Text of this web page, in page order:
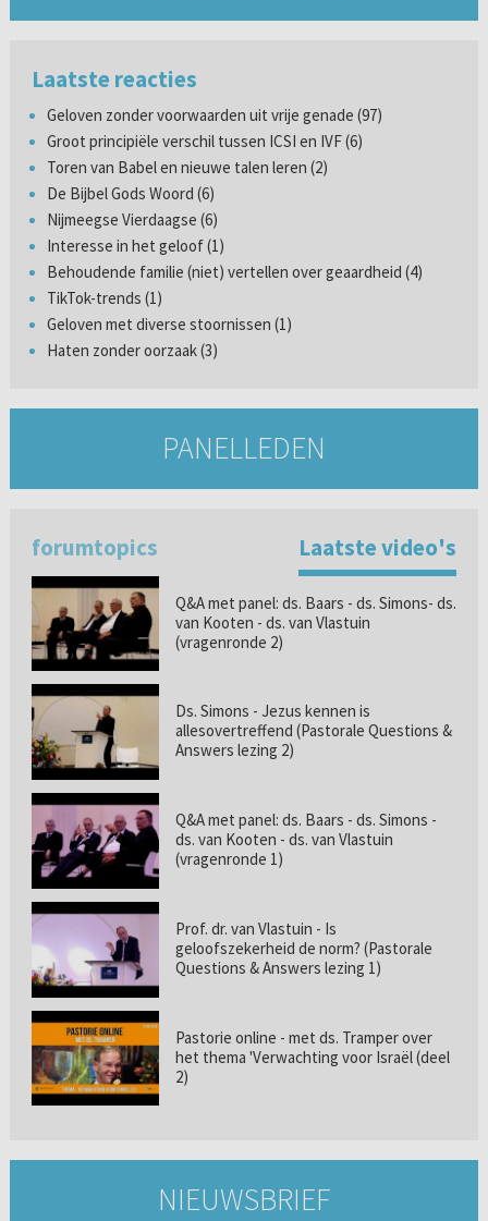
Laatste reacties
Geloven zonder voorwaarden uit vrije genade (97)
Groot principiële verschil tussen ICSI en IVF (6)
Toren van Babel en nieuwe talen leren (2)
De Bijbel Gods Woord (6)
Nijmeegse Vierdaagse (6)
Interesse in het geloof (1)
Behoudende familie (niet) vertellen over geaardheid (4)
TikTok-trends (1)
Geloven met diverse stoornissen (1)
Haten zonder oorzaak (3)
PANELLEDEN
forumtopics Laatste video's
Q&A met panel: ds. Baars - ds. Simons- ds.
van Kooten - ds. van Vlastuin
(vragenronde 2)
Ds. Simons - Jezus kennen is
allesovertreffend (Pastorale Questions &
Answers lezing 2)
Q&A met panel: ds. Baars - ds. Simons -
ds. van Kooten - ds. van Vlastuin
(vragenronde 1)
Prof. dr. van Vlastuin - Is
geloofszekerheid de norm? (Pastorale
Questions & Answers lezing 1)
Pastorie online - met ds. Tramper over
het thema 'Verwachting voor Israël (deel
2)
NIEUWSBRIEF